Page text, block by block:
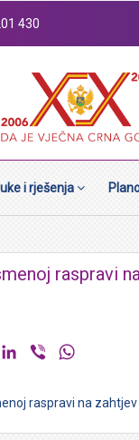
430
i rješenja
raspravi
LinkedIn
Viber
raspravi na